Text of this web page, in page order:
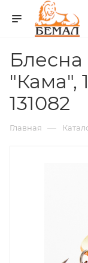
Блесна
"Кама",
131082
Главная —